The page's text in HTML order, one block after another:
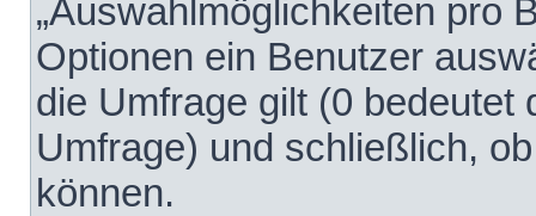
„Auswahlmöglichkeiten pro
Optionen ein Benutzer
die Umfrage gilt (0 bedeutet
Umfrage) und schließlich,
können.